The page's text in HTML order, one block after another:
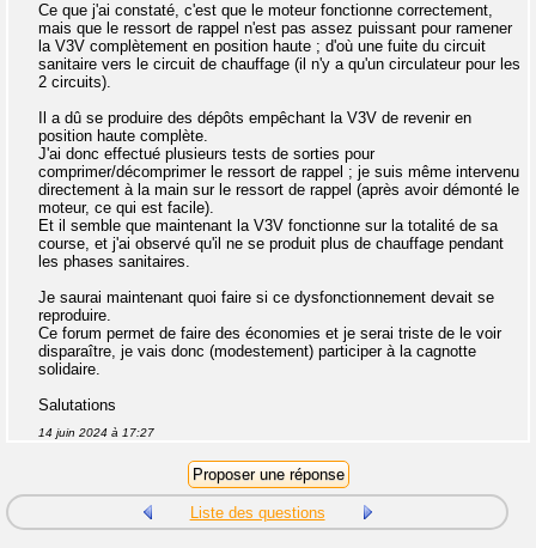
Ce que j'ai constaté, c'est que le moteur fonctionne correctement,
mais que le ressort de rappel n'est pas assez puissant pour ramener
la V3V complètement en position haute ; d'où une fuite du circuit
sanitaire vers le circuit de chauffage (il n'y a qu'un circulateur pour les
2 circuits).
Il a dû se produire des dépôts empêchant la V3V de revenir en
position haute complète.
J'ai donc effectué plusieurs tests de sorties pour
comprimer/décomprimer le ressort de rappel ; je suis même intervenu
directement à la main sur le ressort de rappel (après avoir démonté le
moteur, ce qui est facile).
Et il semble que maintenant la V3V fonctionne sur la totalité de sa
course, et j'ai observé qu'il ne se produit plus de chauffage pendant
les phases sanitaires.
Je saurai maintenant quoi faire si ce dysfonctionnement devait se
reproduire.
Ce forum permet de faire des économies et je serai triste de le voir
disparaître, je vais donc (modestement) participer à la cagnotte
solidaire.
Salutations
14 juin 2024 à 17:27
Liste des questions